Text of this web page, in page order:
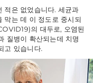
적은 없었습니다. 세균과
막는 데 이 정도로 중시되
의 대두로, 오염된
질병이 확산되는데 치명
고 있습니다.